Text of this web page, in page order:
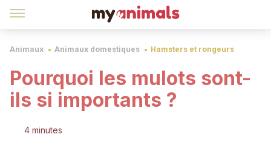
Animaux Animaux domestiques Hamsters et rongeurs
Pourquoi les mulots sont-
ils si importants ?
4 minutes